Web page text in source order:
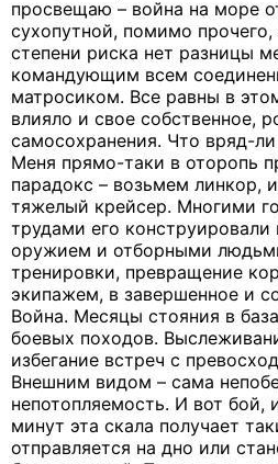
просвещаю – война на море
сухопутной, помимо
степени риска нет разницы
командующим всем
матросиком. Все равны в
влияло и свое собственное,
самосохранения. Что вряд-
Меня прямо-таки в оторопь
парадокс – возьмем линкор,
тяжелый крейсер. Многими
трудами его
оружием и отборными
тренировки, превращение
экипажем, в завершенное и
Война. Месяцы стояния в
боевых походов.
избегание встреч с
Внешним видом – сама
непотопляемость. И вот бой,
минут эта скала получает
отправляется на дно или